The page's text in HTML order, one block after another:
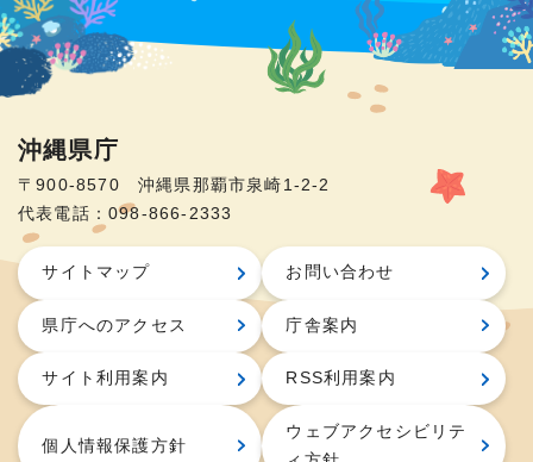
沖縄県庁
〒900-8570 沖縄県那覇市泉崎1-2-2
代表電話：098-866-2333
サイトマップ お問い合わせ
県庁へのアクセス 庁舎案内
サイト利用案内 RSS利用案内
個人情報保護方針
ウェブアクセシビリテ